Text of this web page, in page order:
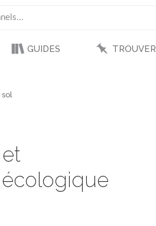
GUIDES TROUVER
sol